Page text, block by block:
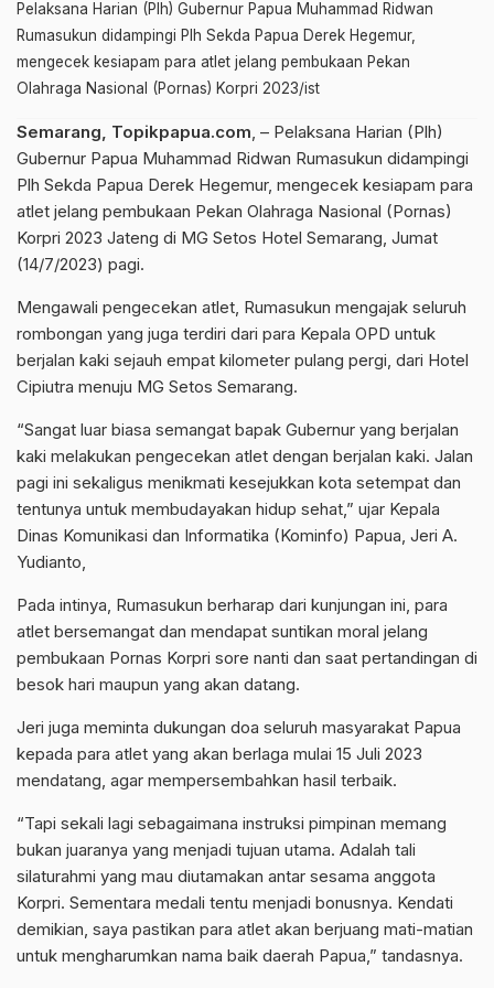
Pelaksana Harian (Plh) Gubernur Papua Muhammad Ridwan
Rumasukun didampingi Plh Sekda Papua Derek Hegemur,
mengecek kesiapam para atlet jelang pembukaan Pekan
Olahraga Nasional (Pornas) Korpri 2023/ist
Semarang, Topikpapua.com, – Pelaksana Harian (Plh)
Gubernur Papua Muhammad Ridwan Rumasukun didampingi
Plh Sekda Papua Derek Hegemur, mengecek kesiapam para
atlet jelang pembukaan Pekan Olahraga Nasional (Pornas)
Korpri 2023 Jateng di MG Setos Hotel Semarang, Jumat
(14/7/2023) pagi.
Mengawali pengecekan atlet, Rumasukun mengajak seluruh
rombongan yang juga terdiri dari para Kepala OPD untuk
berjalan kaki sejauh empat kilometer pulang pergi, dari Hotel
Cipiutra menuju MG Setos Semarang.
“Sangat luar biasa semangat bapak Gubernur yang berjalan
kaki melakukan pengecekan atlet dengan berjalan kaki. Jalan
pagi ini sekaligus menikmati kesejukkan kota setempat dan
tentunya untuk membudayakan hidup sehat,” ujar Kepala
Dinas Komunikasi dan Informatika (Kominfo) Papua, Jeri A.
Yudianto,
Pada intinya, Rumasukun berharap dari kunjungan ini, para
atlet bersemangat dan mendapat suntikan moral jelang
pembukaan Pornas Korpri sore nanti dan saat pertandingan di
besok hari maupun yang akan datang.
Jeri juga meminta dukungan doa seluruh masyarakat Papua
kepada para atlet yang akan berlaga mulai 15 Juli 2023
mendatang, agar mempersembahkan hasil terbaik.
“Tapi sekali lagi sebagaimana instruksi pimpinan memang
bukan juaranya yang menjadi tujuan utama. Adalah tali
silaturahmi yang mau diutamakan antar sesama anggota
Korpri. Sementara medali tentu menjadi bonusnya. Kendati
demikian, saya pastikan para atlet akan berjuang mati-matian
untuk mengharumkan nama baik daerah Papua,” tandasnya.